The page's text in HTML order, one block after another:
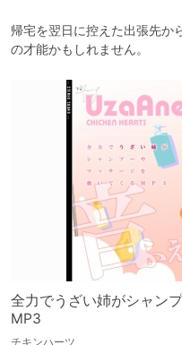
帰宅を翌日に控えた出張先か
の才能かもしれません。
全力でうざい姉がシャン
MP3
チキンハーツ